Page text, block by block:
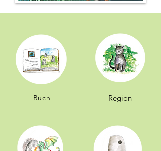
Buch Region